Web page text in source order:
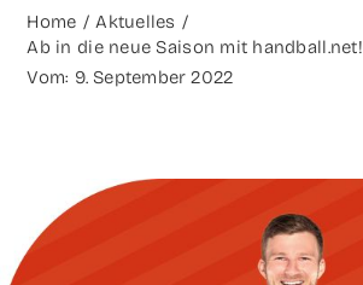
Home
Aktu­el­les
Ab in die neue Sai­son mit handball.net!
Vom: 9. Sep­tem­ber 2022